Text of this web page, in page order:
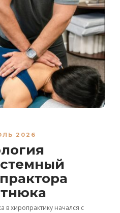
2026
в хиропрактику начался с